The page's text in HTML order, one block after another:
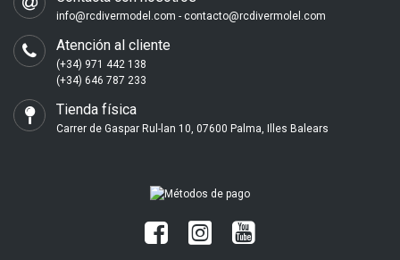
info@rcdivermodel.com - contacto@rcdivermolel.com
Atención al cliente
(+34) 971 442 138
(+34) 646 787 233
Tienda física
Carrer de Gaspar Rul-lan 10, 07600 Palma, Illes Balears